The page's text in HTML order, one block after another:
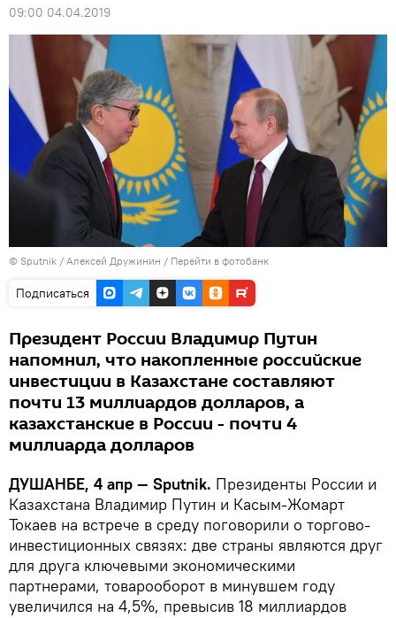
09:00 04.04.2019
© Sputnik / Алексей Дружинин / Перейти в фотобанк
Подписаться
Президент России Владимир Путин
напомнил, что накопленные российские
инвестиции в Казахстане составляют
почти 13 миллиардов долларов, а
казахстанские в России - почти 4
миллиарда долларов
ДУШАНБЕ, 4 апр — Sputnik. Президенты России и
Казахстана Владимир Путин и Касым-Жомарт
Токаев на встрече в среду поговорили о торгово-
инвестиционных связях: две страны являются друг
для друга ключевыми экономическими
партнерами, товарооборот в минувшем году
увеличился на 4,5%, превысив 18 миллиардов